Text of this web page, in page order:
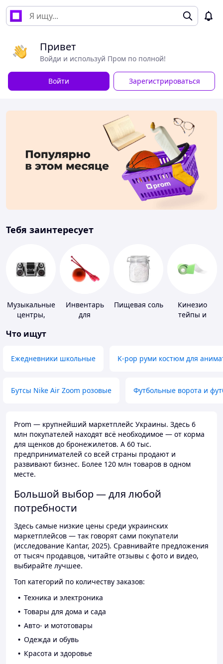
Привет
Войди и используй Пром по полной!
Войти Зарегистрироваться
Тебя заинтересует
Музыкальные
центры,
Инвентарь
для
Пищевая соль
Кинезио
тейпы и
Что ищут
Ежедневники школьные K-pop руми костюм для
Бутсы Nike Air Zoom розовые Футбольные ворота и
Prom — крупнейший маркетплейс Украины. Здесь 6
млн покупателей находят всё необходимое — от корма
для щенков до бронежилетов. А 60 тыс.
предпринимателей со всей страны продают и
развивают бизнес. Более 120 млн товаров в одном
месте.
Большой выбор — для любой
потребности
Здесь самые низкие цены среди украинских
маркетплейсов — так говорят сами покупатели
(исследование Kantar, 2025). Сравнивайте предложения
от тысяч продавцов, читайте отзывы с фото и видео,
выбирайте лучшее.
Топ категорий по количеству заказов:
Техника и электроника
Товары для дома и сада
Авто- и мототовары
Одежда и обувь
Красота и здоровье